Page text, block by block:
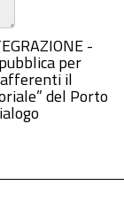
-
per
afferenti il
del Porto